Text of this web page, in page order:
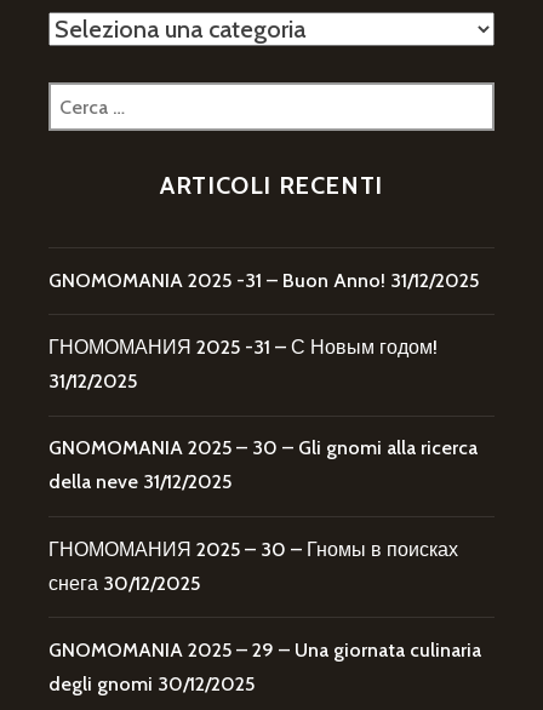
Categorie
Ricerca
per:
ARTICOLI RECENTI
GNOMOMANIA 2025 -31 – Buon Anno! 31/12/2025
ГНОМОМАНИЯ 2025 -31 – С Новым годом!
31/12/2025
GNOMOMANIA 2025 – 30 – Gli gnomi alla ricerca
della neve 31/12/2025
ГНОМОМАНИЯ 2025 – 30 – Гномы в поисках
снега 30/12/2025
GNOMOMANIA 2025 – 29 – Una giornata culinaria
degli gnomi 30/12/2025